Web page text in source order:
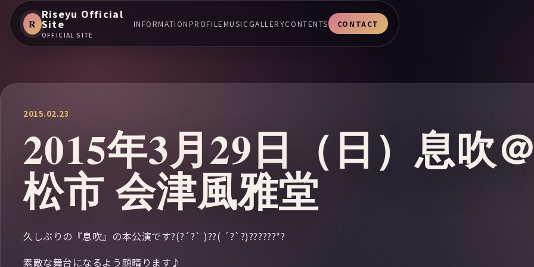
R
Riseyu Official
Site
OFFICIAL SITE
INFORMATIONPROFILEMUSIC GALLERYCONTENTS CONTACT
2015.02.23
2015年3月29日（日）息吹
松市 会津風雅堂
久しぶりの『息吹』の本公演です?(?´?` )??( ´?`?)??????*?
素敵な舞台になるよう顔晴ります♪